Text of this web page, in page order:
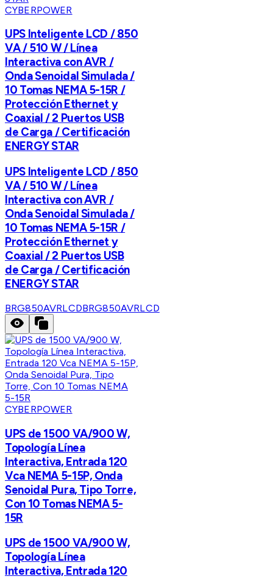
CYBERPOWER
UPS Inteligente LCD / 850
VA / 510 W / Línea
Interactiva con AVR /
Onda Senoidal Simulada /
10 Tomas NEMA 5-15R /
Protección Ethernet y
Coaxial / 2 Puertos USB
de Carga / Certificación
ENERGY STAR
UPS Inteligente LCD / 850
VA / 510 W / Línea
Interactiva con AVR /
Onda Senoidal Simulada /
10 Tomas NEMA 5-15R /
Protección Ethernet y
Coaxial / 2 Puertos USB
de Carga / Certificación
ENERGY STAR
BRG850AVRLCDBRG850AVRLCD
CYBERPOWER
UPS de 1500 VA/900 W,
Topología Línea
Interactiva, Entrada 120
Vca NEMA 5-15P, Onda
Senoidal Pura, Tipo Torre,
Con 10 Tomas NEMA 5-
15R
UPS de 1500 VA/900 W,
Topología Línea
Interactiva, Entrada 120